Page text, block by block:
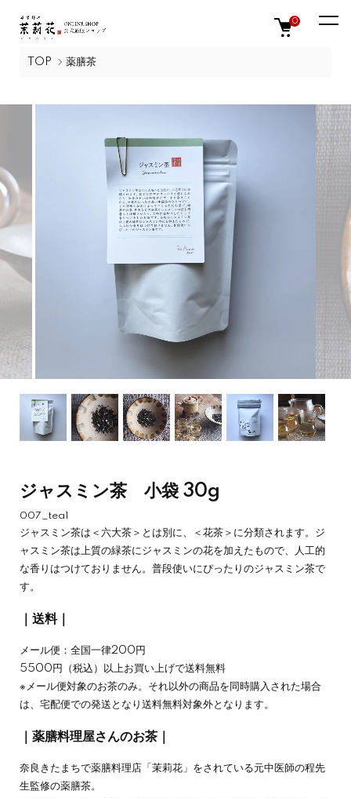
0
TOP 薬膳茶
ジャスミン茶 小袋 30g
007_tea1
ジャスミン茶は＜六大茶＞とは別に、＜花茶＞に分類されます。ジ
ャスミン茶は上質の緑茶にジャスミンの花を加えたもので、人工的
な香りはつけておりません。普段使いにぴったりのジャスミン茶で
す。
｜送料｜
メール便：全国一律200円
5500円（税込）以上お買い上げで送料無料
※メール便対象のお茶のみ。それ以外の商品を同時購入された場合
は、宅配便での発送となり送料無料対象外となります。
｜薬膳料理屋さんのお茶｜
奈良きたまちで薬膳料理店「茉莉花」をされている元中医師の程先
生監修の薬膳茶。